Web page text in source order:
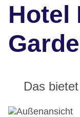
Hotel
Das